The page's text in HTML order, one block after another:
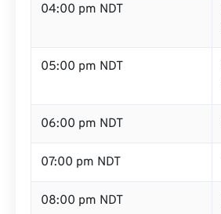
04:00 pm NDT
05:00 pm NDT
06:00 pm NDT
07:00 pm NDT
08:00 pm NDT